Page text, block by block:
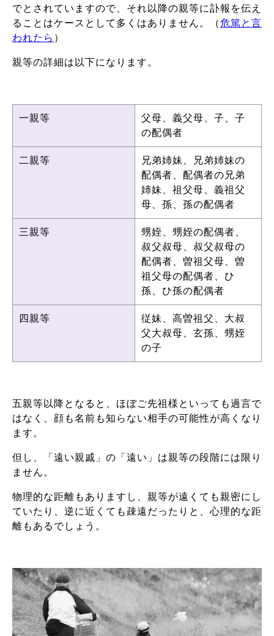
でとされていますので、それ以降の親等に訃報を伝え
ることはケースとして多くはありません。（危篤と言
われたら ）
親等の詳細は以下になります。
一親等
父母、義父母、子、子
の配偶者
二親等
兄弟姉妹、兄弟姉妹の
配偶者、配偶者の兄弟
姉妹、祖父母、義祖父
母、孫、孫の配偶者
三親等
甥姪、甥姪の配偶者、
叔父叔母、叔父叔母の
配偶者、曽祖父母、曽
祖父母の配偶者、ひ
孫、ひ孫の配偶者
四親等
従妹、高曽祖父、大叔
父大叔母、玄孫、甥姪
の子
五親等以降となると、ほぼご先祖様といっても過言で
はなく、顔も名前も知らない相手の可能性が高くなり
ます。
但し、「遠い親戚」の「遠い」は親等の段階には限り
ません。
物理的な距離もありますし、親等が遠くても親密にし
ていたり、逆に近くても疎遠だったりと、心理的な距
離もあるでしょう。